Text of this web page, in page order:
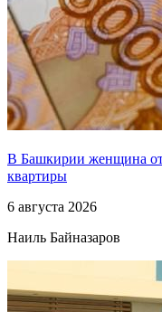
В Башкирии женщина
квартиры
6 августа 2026
Наиль Байназаров